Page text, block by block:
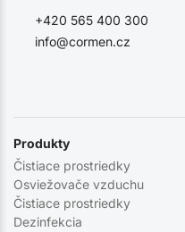
info@cormen.cz
+420 565 400 300
Produkty
Čistiace prostriedky
Osviežovače vzduchu
Čistiace prostriedky
Dezinfekcia